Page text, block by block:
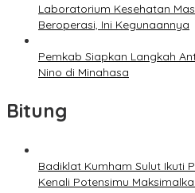
Laboratorium Kesehatan
Beroperasi, Ini Kegunaannya
Pemkab Siapkan Langkah
Nino di Minahasa
Bitung
Badiklat Kumham Sulut Ikuti
Kenali Potensimu